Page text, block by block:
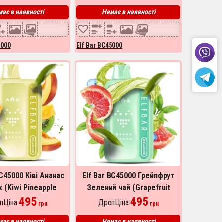
в наявності Немає в наявності
Elf Bar BC45000
Ківі Ананас
(Kiwi Pineapple
Peach)495 грн
Elf Bar BC45000 Грейпфрут
Зелений чай (Grapefruit
Green Tea)
ДропЦіна:495 грн